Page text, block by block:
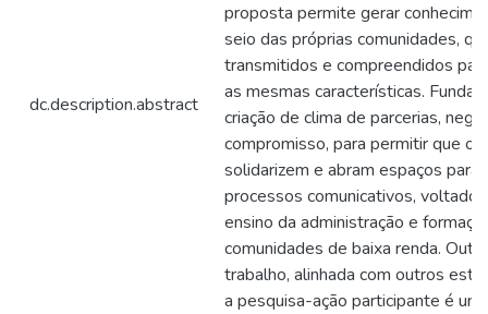
dc.description.abstract
proposta permite gerar
seio das próprias comunidades,
transmitidos e compreendidos
as mesmas características.
criação de clima de parcerias,
compromisso, para permitir que
solidarizem e abram espaços para
processos comunicativos,
ensino da administração e
comunidades de baixa renda.
trabalho, alinhada com outros
a pesquisa-ação participante é